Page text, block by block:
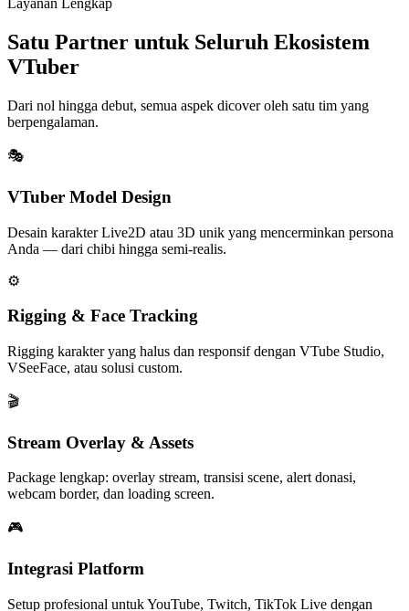
Layanan Lengkap
Satu Partner untuk Seluruh Ekosistem
VTuber
Dari nol hingga debut, semua aspek dicover oleh satu tim yang
berpengalaman.
🎭
VTuber Model Design
Desain karakter Live2D atau 3D unik yang mencerminkan persona
Anda — dari chibi hingga semi-realis.
⚙️
Rigging & Face Tracking
Rigging karakter yang halus dan responsif dengan VTube Studio,
VSeeFace, atau solusi custom.
🎬
Stream Overlay & Assets
Package lengkap: overlay stream, transisi scene, alert donasi,
webcam border, dan loading screen.
🎮
Integrasi Platform
Setup profesional untuk YouTube, Twitch, TikTok Live dengan